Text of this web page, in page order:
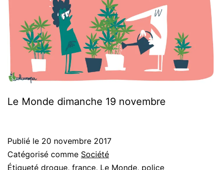
Le Monde dimanche 19 novembre
Publié le 20 novembre 2017
Catégorisé comme Société
Étiqueté drogue, france, Le Monde, police